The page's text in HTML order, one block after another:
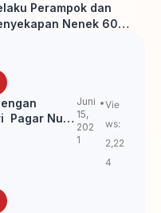
Perampok dan
Nenek 60
Pagar Nusa
Juni
15,
202
1
Vie
ws:
2,22
4